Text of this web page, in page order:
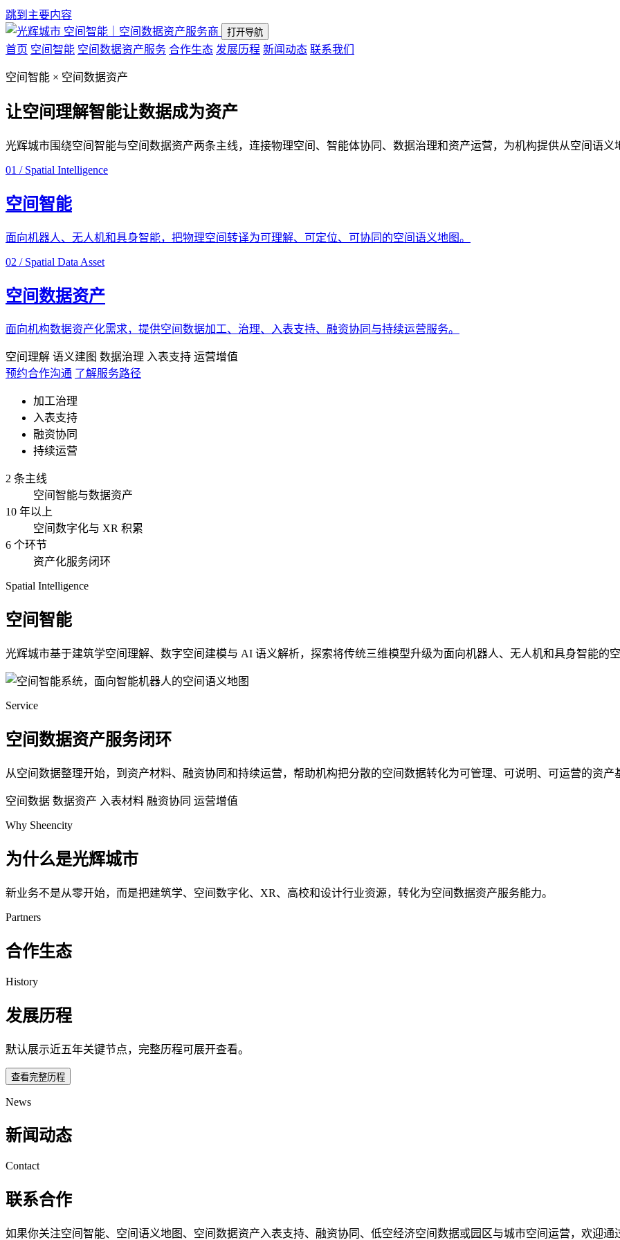
跳到主要内容
空间智能｜空间数据资产服务商
打开导航
首页 空间智能 空间数据资产服务 合作生态 发展历程 新闻动态 联系我们
空间智能 × 空间数据资产
让空间理解智能让数据成为资产
光辉城市围绕空间智能与空间数据资产两条主线，连接物理空间、智能体协同、数据治理和资产运营，为机构提供从空间语义
01 / Spatial Intelligence
空间智能
面向机器人、无人机和具身智能，把物理空间转译为可理解、可定位、可协同的空间语义地图。
02 / Spatial Data Asset
空间数据资产
面向机构数据资产化需求，提供空间数据加工、治理、入表支持、融资协同与持续运营服务。
空间理解 语义建图 数据治理 入表支持 运营增值
预约合作沟通 了解服务路径
加工治理
入表支持
融资协同
持续运营
2 条主线
空间智能与数据资产
10 年以上
空间数字化与 XR 积累
6 个环节
资产化服务闭环
Spatial Intelligence
空间智能
光辉城市基于建筑学空间理解、数字空间建模与 AI 语义解析，探索将传统三维模型升级为面向机器人、无人机和具身智能的空
Service
空间数据资产服务闭环
从空间数据整理开始，到资产材料、融资协同和持续运营，帮助机构把分散的空间数据转化为可管理、可说明、可运营的资产
空间数据 数据资产 入表材料 融资协同 运营增值
Why Sheencity
为什么是光辉城市
新业务不是从零开始，而是把建筑学、空间数字化、XR、高校和设计行业资源，转化为空间数据资产服务能力。
Partners
合作生态
History
发展历程
默认展示近五年关键节点，完整历程可展开查看。
查看完整历程
News
新闻动态
Contact
联系合作
如果你关注空间智能、空间语义地图、空间数据资产入表支持、融资协同、低空经济空间数据或园区与城市空间运营，欢迎通